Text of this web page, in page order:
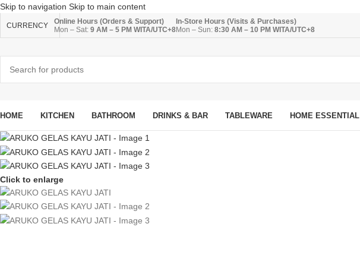
Skip to navigation Skip to main content
CURRENCY
Online Hours (Orders & Support)
Mon – Sat: 9 AM – 5 PM WITA/UTC+8
In-Store Hours (Visits & Purchases)
Mon – Sun: 8:30 AM – 10 PM WITA/UTC+8
HOME KITCHEN BATHROOM DRINKS & BAR TABLEWARE HOME ESSENTIAL
Click to enlarge